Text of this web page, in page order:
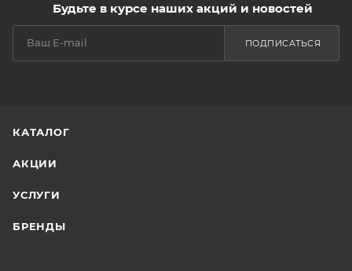
Будьте в курсе наших акций и новостей
ПОДПИСАТЬСЯ
КАТАЛОГ
АКЦИИ
УСЛУГИ
БРЕНДЫ